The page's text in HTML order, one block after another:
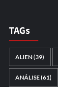
TAGs
ALIEN(39)
ANÁLISE(61)